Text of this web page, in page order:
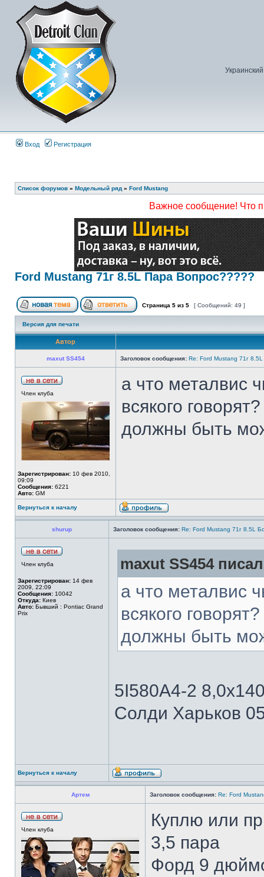
Вход Регистрация
Список форумов » Модельный ряд » Ford Mustang
Важное сообщение! Что
Ford Mustang 71г 8.5L Пара Вопрос?????
Страница 5 из 5 [ Сообщений: 49 ]
Версия для печати
Автор
maxut SS454 Заголовок сообщения: Re: Ford Mustang 71г
Член клуба
Зарегистрирован: 10 фев 2010,
09:09
Сообщения: 6221
Авто: GM
а что металвис
всякого говорят?
должны быть
Вернуться к началу
shurup Заголовок сообщения: Re: Ford Mustang 71г 8.5L
Член клуба
Зарегистрирован: 14 фев
2009, 22:09
Сообщения: 10042
Откуда: Киев
Авто: Бывший : Pontiac Grand
Prix
maxut SS454
а что металвис
всякого говорят?
должны быть
5I580A4-2
Солди Харьков
Вернуться к началу
Артем Заголовок сообщения: Re: Ford
Член клуба
Куплю или
3,5 пара
Форд 9